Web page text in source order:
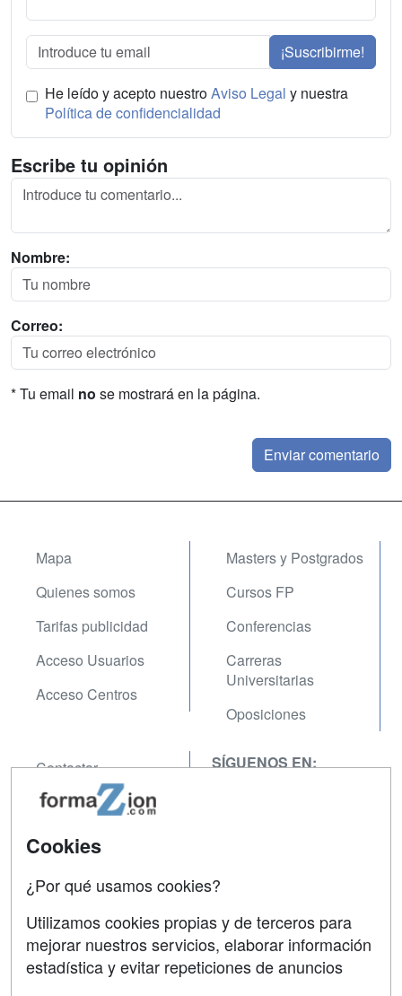
¡Suscribirme!
He leído y acepto nuestroAviso Legal y nuestra
Política de confidencialidad
Escribe tu opinión
Nombre:
Correo:
* Tu email no se mostrará en la página.
Mapa
Quienes somos
Tarifas publicidad
Acceso Usuarios
Acceso Centros
Masters y Postgrados
Cursos FP
Conferencias
Carreras
Universitarias
Oposiciones
Contactar
Confidencialidad
Aviso legal
SÍGUENOS EN:
Grupo formazion:
Cookies
¿Por qué usamos cookies?
Utilizamos cookies propias y de terceros para
mejorar nuestros servicios, elaborar información
estadística y evitar repeticiones de anuncios